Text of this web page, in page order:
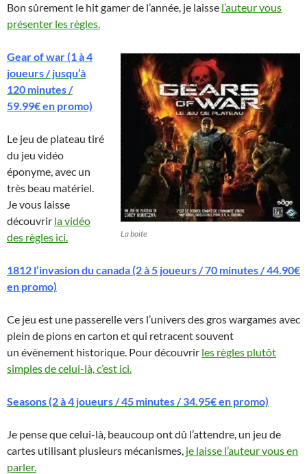
Bon sûrement le hit gamer de l’année, je laisse l’auteur vous
présenter les règles.
La boite
Gear of war (1 à 4
joueurs / jusqu’à
120 minutes /
59.99€ en promo)
Le jeu de plateau tiré
du jeu vidéo
éponyme, avec un
très beau matériel.
Je vous laisse
découvrir la vidéo
des règles ici.
1812 l’invasion du canada (2 à 5 joueurs / 70 minutes / 44.90€
en promo)
Ce jeu est une passerelle vers l’univers des gros wargames avec
plein de pions en carton et qui retracent souvent
un évènement historique. Pour découvrir les règles plutôt
simples de celui-là, c’est ici.
Seasons (2 à 4 joueurs / 45 minutes / 34.95€ en promo)
Je pense que celui-là, beaucoup ont dû l’attendre, un jeu de
cartes utilisant plusieurs mécanismes, je laisse l’auteur vous en
parler.